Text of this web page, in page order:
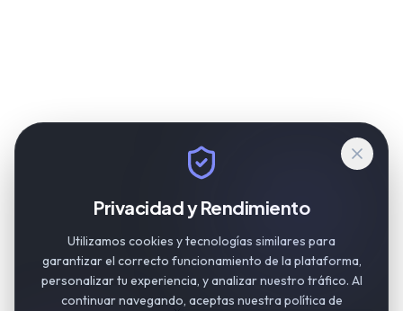
Privacidad y Rendimiento
Utilizamos cookies y tecnologías similares para
garantizar el correcto funcionamiento de la plataforma,
personalizar tu experiencia, y analizar nuestro tráfico. Al
continuar navegando, aceptas nuestra política de